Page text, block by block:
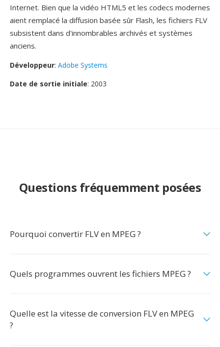
Internet. Bien que la vidéo HTML5 et les codecs modernes
aient remplacé la diffusion basée sûr Flash, les fichiers FLV
subsistent dans d'innombrables archivés et systèmes
anciens.
Développeur: Adobe Systems
Date de sortie initiale: 2003
Questions fréquemment posées
Pourquoi convertir FLV en MPEG ?
Quels programmes ouvrent les fichiers MPEG ?
Quelle est la vitesse de conversion FLV en MPEG
?